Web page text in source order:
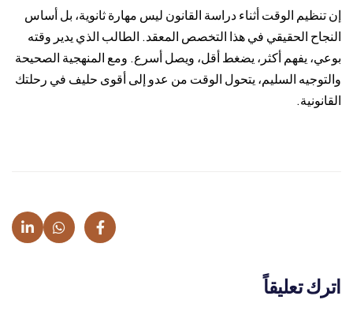
إن تنظيم الوقت أثناء دراسة القانون ليس مهارة ثانوية، بل أساس
النجاح الحقيقي في هذا التخصص المعقد. الطالب الذي يدير وقته
بوعي، يفهم أكثر، يضغط أقل، ويصل أسرع. ومع المنهجية الصحيحة
والتوجيه السليم، يتحول الوقت من عدو إلى أقوى حليف في رحلتك
القانونية.
اترك تعليقاً